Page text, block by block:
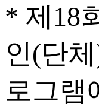
* 제18
인(단
로그램